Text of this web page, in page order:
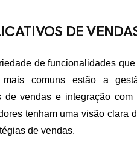
DE
de funcionalidades
comuns estão a
de vendas e integração com
tenham uma visão clara
de vendas.